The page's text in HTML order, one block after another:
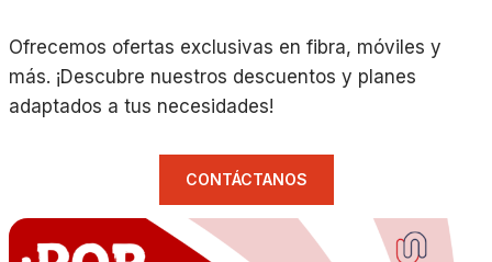
Ofrecemos ofertas exclusivas en fibra, móviles y
más. ¡Descubre nuestros descuentos y planes
adaptados a tus necesidades!
CONTÁCTANOS